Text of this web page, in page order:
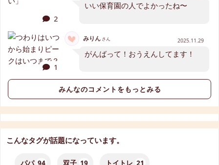
2
いい保育園の人でよかったね〜
1
みりんさん 2025.11.29
がんばって！おうえんしてます！
みんなのコメントをもっとみる
こんなタグが話題になっています。